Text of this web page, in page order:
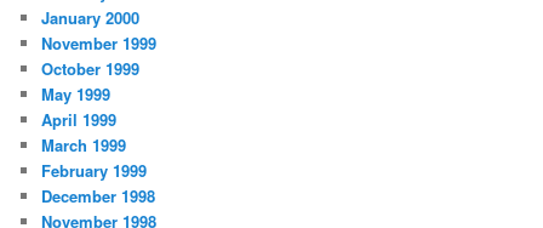
January 2000
November 1999
October 1999
May 1999
April 1999
March 1999
February 1999
December 1998
November 1998